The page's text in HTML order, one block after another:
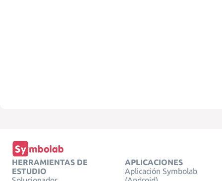
HERRAMIENTAS DE
ESTUDIO
APLICACIONES
Aplicación Symbolab